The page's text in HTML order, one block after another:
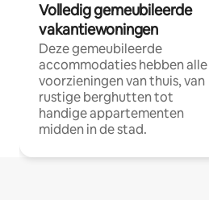
Volledig gemeubileerde
vakantiewoningen
Deze gemeubileerde
accommodaties hebben alle
voorzieningen van thuis, van
rustige berghutten tot
handige appartementen
midden in de stad.